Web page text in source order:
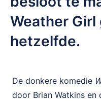
Weather
hetzelfde.
De donkere komedie
door Brian Watkins